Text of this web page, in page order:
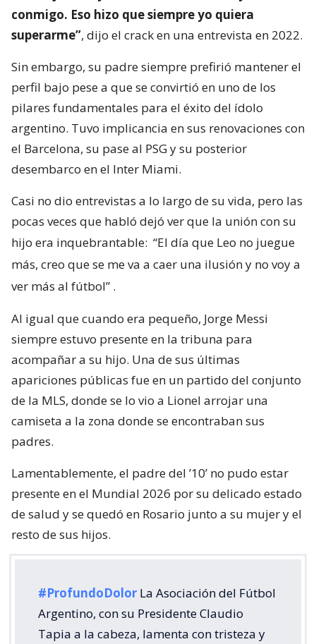
conmigo. Eso hizo que siempre yo quiera
superarme”, dijo el crack en una entrevista en 2022.
Sin embargo, su padre siempre prefirió mantener el
perfil bajo pese a que se convirtió en uno de los
pilares fundamentales para el éxito del ídolo
argentino. Tuvo implicancia en sus renovaciones con
el Barcelona, su pase al PSG y su posterior
desembarco en el Inter Miami.
Casi no dio entrevistas a lo largo de su vida, pero las
pocas veces que habló dejó ver que la unión con su
hijo era inquebrantable: “El día que Leo no juegue
más, creo que se me va a caer una ilusión y no voy a
ver más al fútbol” .
Al igual que cuando era pequeño, Jorge Messi
siempre estuvo presente en la tribuna para
acompañar a su hijo. Una de sus últimas
apariciones públicas fue en un partido del conjunto
de la MLS, donde se lo vio a Lionel arrojar una
camiseta a la zona donde se encontraban sus
padres.
Lamentablemente, el padre del ’10’ no pudo estar
presente en el Mundial 2026 por su delicado estado
de salud y se quedó en Rosario junto a su mujer y el
resto de sus hijos.
#ProfundoDolor La Asociación del Fútbol
Argentino, con su Presidente Claudio
Tapia a la cabeza, lamenta con tristeza y